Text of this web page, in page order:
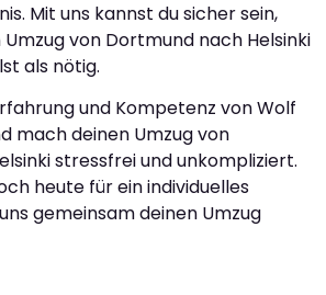
Mit uns kannst du sicher sein,
von Dortmund nach Helsinki
als nötig.
und Kompetenz von Wolf
mach deinen Umzug von
stressfrei und unkompliziert.
heute für ein individuelles
gemeinsam deinen Umzug